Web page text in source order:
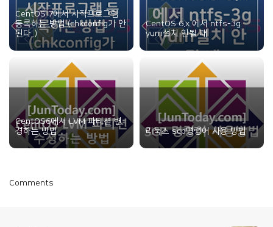
CentOS 7에서 시작프로그램
등록하는 방법 (chkconfig가 안
된다..)
CentOS 6.x 에서 ntfs-3g
yum설치 안될 때
CentOS6에서 LVM 파티션 변
경하는 방법
리눅스 scp명령어 사용 방법
Comments